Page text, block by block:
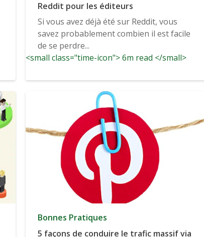
Reddit pour les éditeurs
Si vous avez déjà été sur Reddit, vous
savez probablement combien il est facile
de se perdre...
<small class="time-icon"> 6m read </small>
Bonnes Pratiques
5 façons de conduire le trafic massif via